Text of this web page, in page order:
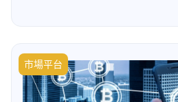
➥ 為全球數位賣家提供無縫的入駐體驗。
市場平台